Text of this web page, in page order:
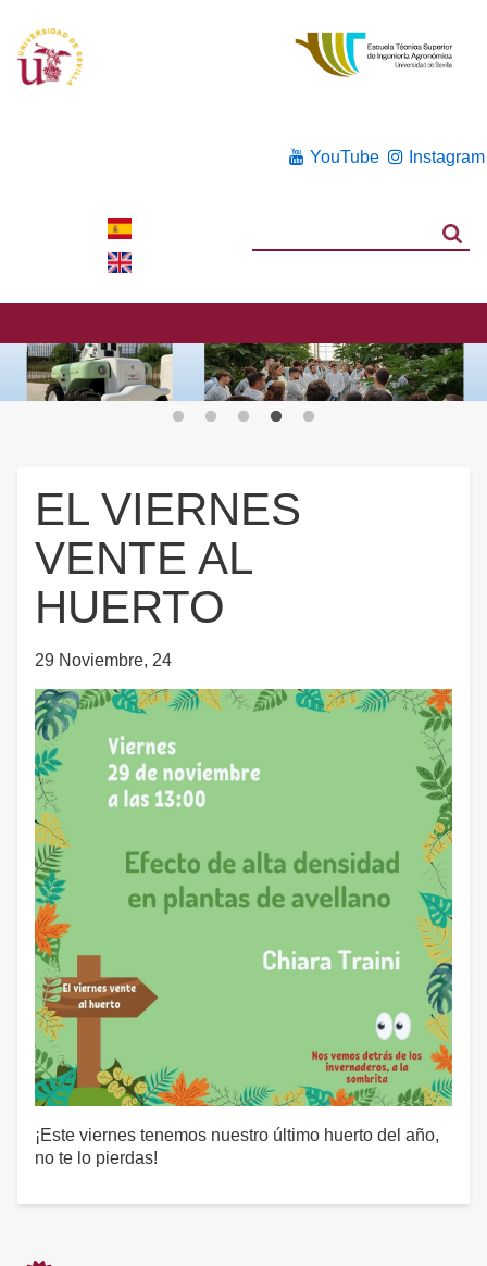
YouTube Instagram
EL VIERNES
VENTE AL
HUERTO
29 Noviembre, 24
¡Este viernes tenemos nuestro último huerto del año,
no te lo pierdas!